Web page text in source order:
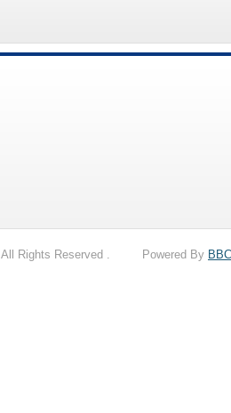
All Rights Reserved . Powered By